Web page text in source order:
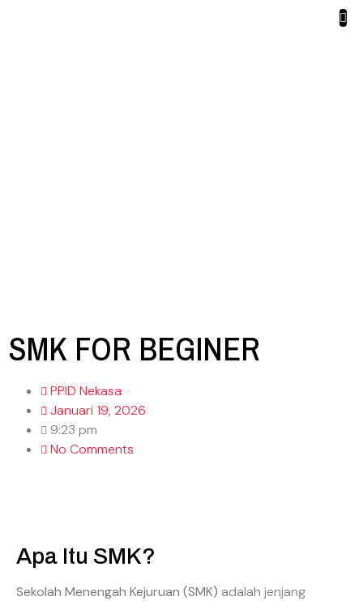
SMK FOR BEGINER
PPID Nekasa
Januari 19, 2026
9:23 pm
No Comments
Apa Itu SMK?
Sekolah Menengah Kejuruan (SMK) adalah jenjang